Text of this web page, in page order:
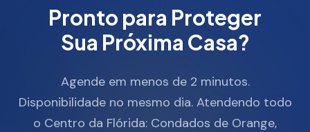
Pronto para Proteger
Sua Próxima Casa?
Agende em menos de 2 minutos.
Disponibilidade no mesmo dia. Atendendo todo
o Centro da Flórida: Condados de Orange,